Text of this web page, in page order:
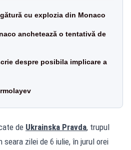
cu explozia din Monaco
anchetează o tentativă de
despre posibila implicare a
de Ukrainska Pravda, trupul
zilei de 6 iulie, în jurul orei